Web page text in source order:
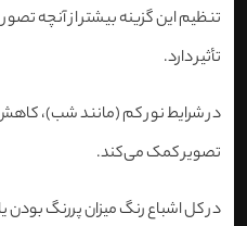
تنظیم این گزینه بیشتر از آنچه
تأثیر دارد.
تصویر کمک می‌کند.
در کل اشباع رنگ میزان پررنگ